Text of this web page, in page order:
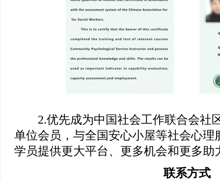
2.优先成为中国社会工作联合会社
单位会员，与全国安心小屋等社会心
学员提供更大平台、更多机会和更多助
联系方式